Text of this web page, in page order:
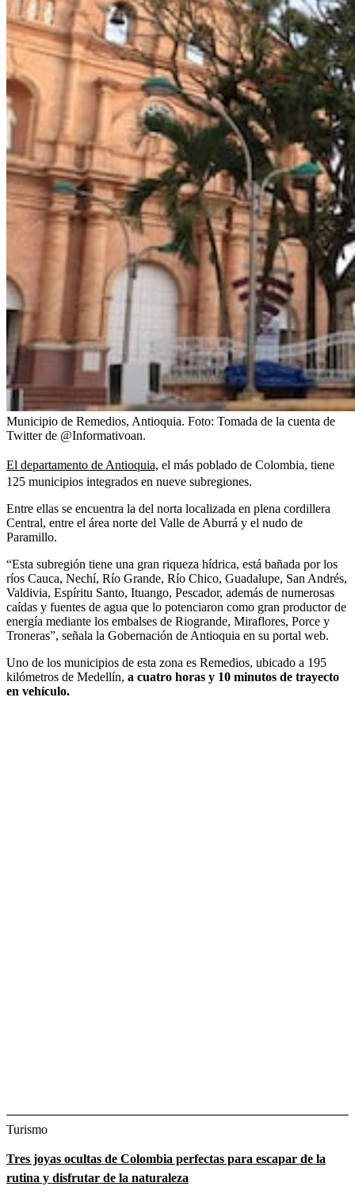
Municipio de Remedios, Antioquia. Foto: Tomada de la cuenta de
Twitter de @Informativoan.
El departamento de Antioquia, el más poblado de Colombia, tiene
125 municipios integrados en nueve subregiones.
Entre ellas se encuentra la del norta localizada en plena cordillera
Central, entre el área norte del Valle de Aburrá y el nudo de
Paramillo.
“Esta subregión tiene una gran riqueza hídrica, está bañada por los
ríos Cauca, Nechí, Río Grande, Río Chico, Guadalupe, San Andrés,
Valdivia, Espíritu Santo, Ituango, Pescador, además de numerosas
caídas y fuentes de agua que lo potenciaron como gran productor de
energía mediante los embalses de Riogrande, Miraflores, Porce y
Troneras”, señala la Gobernación de Antioquia en su portal web.
Uno de los municipios de esta zona es Remedios, ubicado a 195
kilómetros de Medellín, a cuatro horas y 10 minutos de trayecto
en vehículo.
Turismo
Tres joyas ocultas de Colombia perfectas para escapar de la
rutina y disfrutar de la naturaleza